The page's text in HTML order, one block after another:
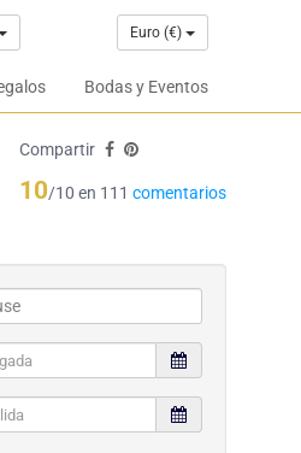
Euro (€)
Bodas y Eventos
Compartir
10/10 en 111 comentarios